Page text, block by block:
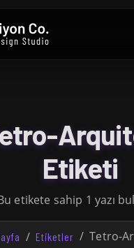
Etiketi
etikete sahip 1 yazı
Etiketler Tetro-